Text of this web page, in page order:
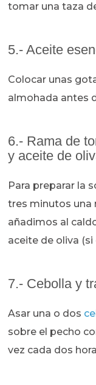
tomar una taza
5.- Aceite
Colocar unas
almohada antes
6.- Rama de
y aceite de
Para preparar la
tres minutos una
añadimos al
aceite de oliva
7.- Cebolla y
Asar una o dos
sobre el pecho
vez cada dos